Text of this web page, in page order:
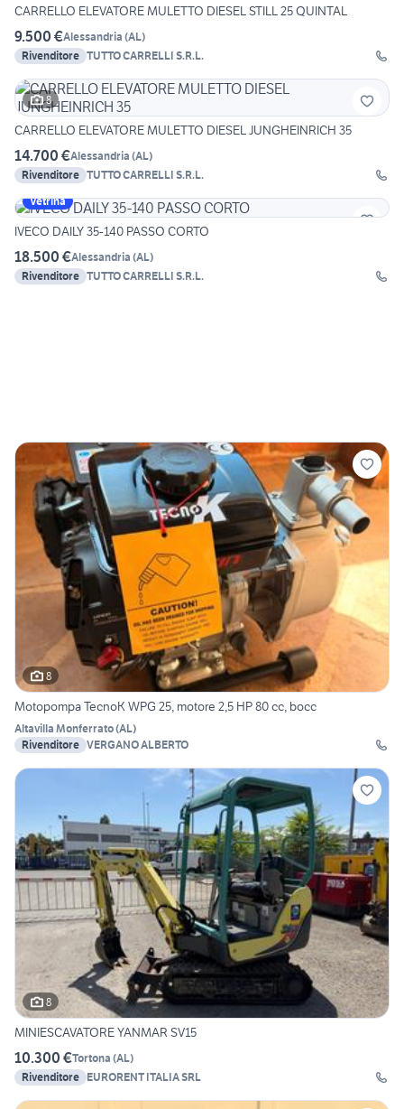
CARRELLO ELEVATORE MULETTO DIESEL STILL 25 QUINTAL
9.500 €Alessandria (AL)
Rivenditore TUTTO CARRELLI S.R.L.
8
CARRELLO ELEVATORE MULETTO DIESEL JUNGHEINRICH 35
14.700 €Alessandria (AL)
Rivenditore TUTTO CARRELLI S.R.L.
Vetrina
IVECO DAILY 35-140 PASSO CORTO
18.500 €Alessandria (AL)
Rivenditore TUTTO CARRELLI S.R.L.
8
Motopompa TecnoK WPG 25, motore 2,5 HP 80 cc, bocc
Altavilla Monferrato(AL)
Rivenditore VERGANO ALBERTO
8
MINIESCAVATORE YANMAR SV15
10.300 €Tortona (AL)
Rivenditore EURORENT ITALIA SRL